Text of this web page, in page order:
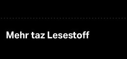
Mehr taz Lesestoff